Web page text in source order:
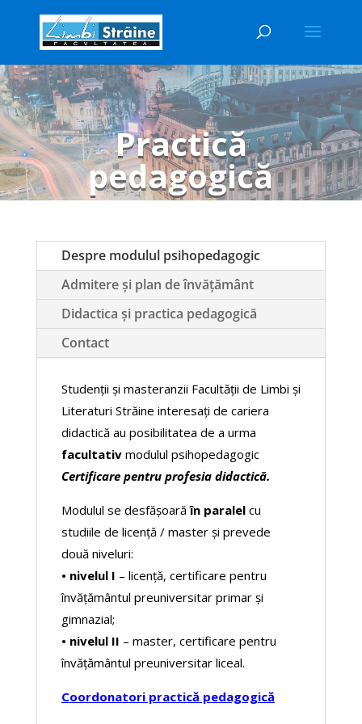
Practică
pedagogică
Despre modulul psihopedagogic
Admitere și plan de învățământ
Didactica și practica pedagogică
Contact
Studenții și masteranzii Facultății de Limbi și
Literaturi Străine interesați de cariera
didactică au posibilitatea de a urma
facultativmodulul psihopedagogic
Certificare pentru profesia didactică.
Modulul se desfășoarăîn paralelcu
studiile de licență / master și prevede
două niveluri:
• nivelul I – licență, certificare pentru
învățământul preuniversitar primar și
gimnazial;
• nivelul II – master, certificare pentru
învățământul preuniversitar liceal.
Coordonatori practică pedagogică